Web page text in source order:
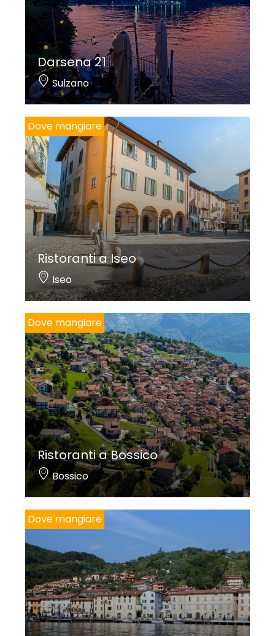
Darsena 21
Sulzano
Dove mangiare
Ristoranti a Iseo
Iseo
Dove mangiare
Ristoranti a Bossico
Bossico
Dove mangiare